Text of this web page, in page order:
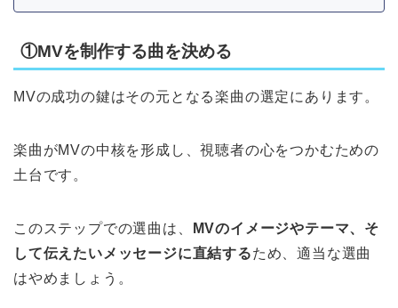
①MVを制作する曲を決める
MVの成功の鍵はその元となる楽曲の選定にあります。
楽曲がMVの中核を形成し、視聴者の心をつかむための
土台です。
このステップでの選曲は、
MVのイメージやテーマ、そ
して伝えたいメッセージに直結するため、適当な選曲
はやめましょう。